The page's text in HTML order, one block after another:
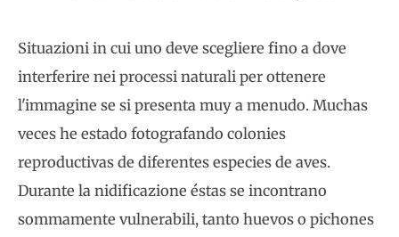
Situazioni in cui uno deve scegliere fino a dove
interferire nei processi naturali per ottenere
l'immagine se si presenta muy a menudo. Muchas
veces he estado fotografando colonies
reproductivas de diferentes especies de aves.
Durante la nidificazione éstas se incontrano
sommamente vulnerabili, tanto huevos o pichones